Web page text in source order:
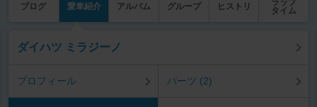
ブログ 愛車紹介 アルバム グループ ヒストリ
ラップ
タイム
ダイハツ ミラジーノ
プロフィール パーツ (2)